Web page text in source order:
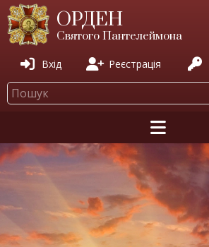
ОРДЕН
Святого Пантелеймона
Вхід Реєстрація